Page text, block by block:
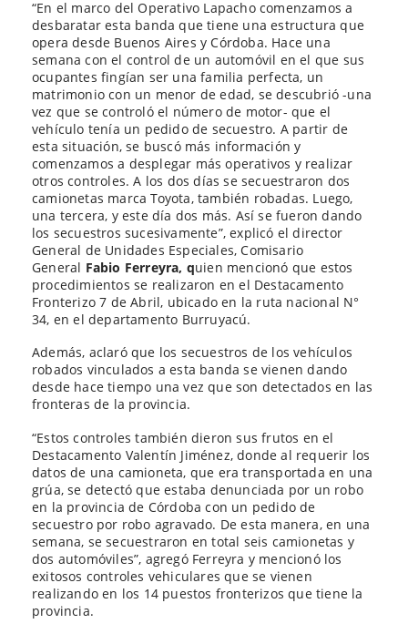
“En el marco del Operativo Lapacho comenzamos a
desbaratar esta banda que tiene una estructura que
opera desde Buenos Aires y Córdoba. Hace una
semana con el control de un automóvil en el que sus
ocupantes fingían ser una familia perfecta, un
matrimonio con un menor de edad, se descubrió -una
vez que se controló el número de motor- que el
vehículo tenía un pedido de secuestro. A partir de
esta situación, se buscó más información y
comenzamos a desplegar más operativos y realizar
otros controles. A los dos días se secuestraron dos
camionetas marca Toyota, también robadas. Luego,
una tercera, y este día dos más. Así se fueron dando
los secuestros sucesivamente”, explicó el director
General de Unidades Especiales, Comisario
General Fabio Ferreyra, quien mencionó que estos
procedimientos se realizaron en el Destacamento
Fronterizo 7 de Abril, ubicado en la ruta nacional N°
34, en el departamento Burruyacú.
Además, aclaró que los secuestros de los vehículos
robados vinculados a esta banda se vienen dando
desde hace tiempo una vez que son detectados en las
fronteras de la provincia.
“Estos controles también dieron sus frutos en el
Destacamento Valentín Jiménez, donde al requerir los
datos de una camioneta, que era transportada en una
grúa, se detectó que estaba denunciada por un robo
en la provincia de Córdoba con un pedido de
secuestro por robo agravado. De esta manera, en una
semana, se secuestraron en total seis camionetas y
dos automóviles”, agregó Ferreyra y mencionó los
exitosos controles vehiculares que se vienen
realizando en los 14 puestos fronterizos que tiene la
provincia.